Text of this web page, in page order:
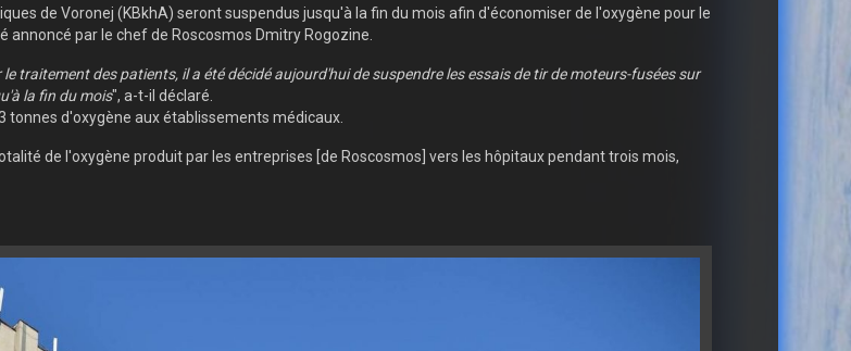
de Voronej (KBkhA) seront suspendus jusqu'à la fin du mois afin d'économiser de l'oxygène pour le
annoncé par le chef de Roscosmos Dmitry Rogozine.
traitement des patients, il a été décidé aujourd'hui de suspendre les essais de tir de moteurs-fusées sur
la fin du mois", a-t-il déclaré.
d'oxygène aux établissements médicaux.
de l'oxygène produit par les entreprises [de Roscosmos] vers les hôpitaux pendant trois mois,